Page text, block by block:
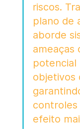
riscos.
plano de
aborde
ameaças
potencial
objetivos
efeito